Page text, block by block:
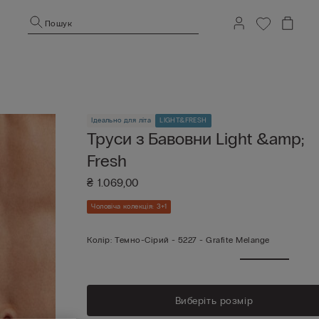
Пошук
Ідеально для літа LIGHT&FRESH
Труси з Бавовни Light &amp;
Fresh
₴ 1.069,00
Чоловіча колекція: 3+1
Колір: Темно-Сірий -5227 - Grafite Melange
Виберіть розмір